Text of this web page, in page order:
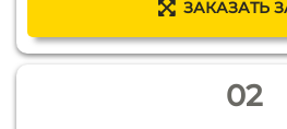
ЗАКАЗАТЬ
02